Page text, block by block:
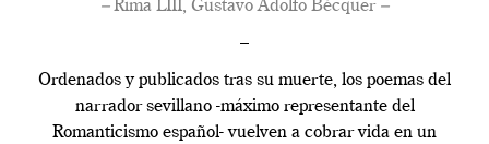
–Rima LIII, Gustavo Adolfo Bécquer–
–
Ordenados y publicados tras su muerte, los poemas del
narrador sevillano -máximo representante del
Romanticismo español- vuelven a cobrar vida en un